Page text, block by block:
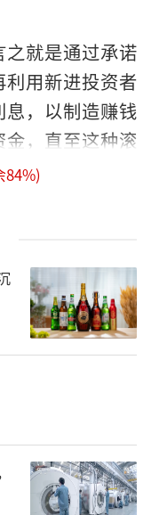
就是通过承诺
用新进投资者
，以制造赚钱
，直至这种滚
谎言败露、泡
现金回报展
的两个特征。
局也进化出了
进行，而是披
次，该权益可
的一点，这项
动或社会价值
84%)